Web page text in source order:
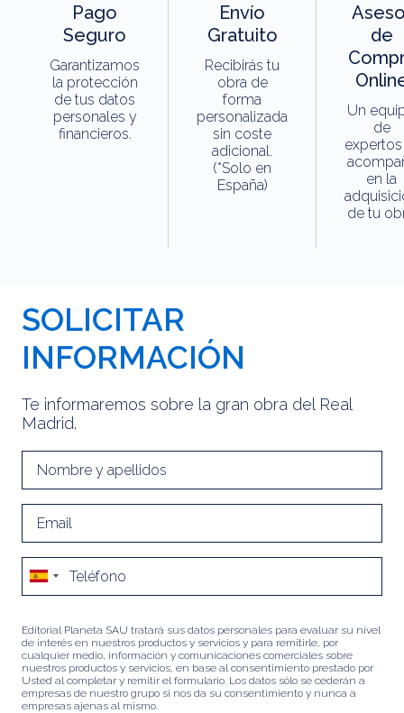
Pago
Seguro
Garantizamos
la protección
de tus datos
personales y
financieros.
Envío
Gratuito
Recibirás tu
obra de
forma
personalizada
sin coste
adicional.
(*Solo en
España)
de
Un
de
en la
de tu
SOLICITAR
INFORMACIÓN
Te informaremos sobre la gran obra del Real
Madrid.
Editorial Planeta SAU tratará sus datos personales para evaluar su nivel
de interés en nuestros productos y servicios y para remitirle, por
cualquier medio, información y comunicaciones comerciales sobre
nuestros productos y servicios, en base al consentimiento prestado por
Usted al completar y remitir el formulario. Los datos sólo se cederán a
empresas de nuestro grupo si nos da su consentimiento y nunca a
empresas ajenas al mismo.